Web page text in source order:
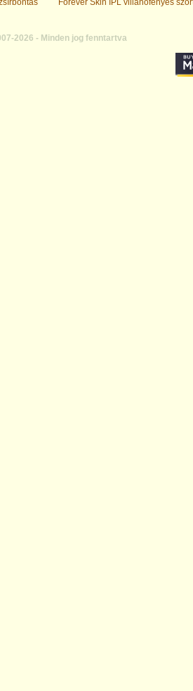
Forever Skin IPL villanófényes
2026 - Minden jog fenntartva